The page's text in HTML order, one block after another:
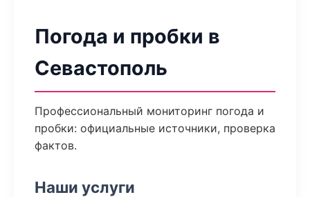
Погода и пробки в
Севастополь
Профессиональный мониторинг погода и
пробки: официальные источники, проверка
фактов.
Наши услуги